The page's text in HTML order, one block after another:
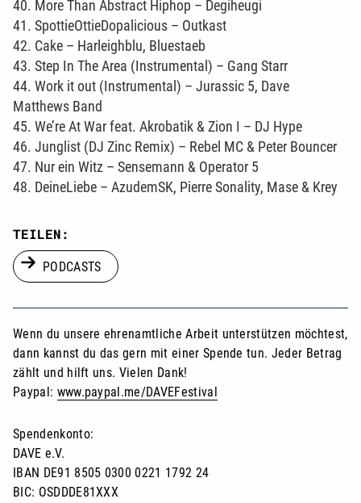
40. More Than Abstract Hiphop – Degiheugi
41. SpottieOttieDopalicious – Outkast
42. Cake – Harleighblu, Bluestaeb
43. Step In The Area (Instrumental) – Gang Starr
44. Work it out (Instrumental) – Jurassic 5, Dave
Matthews Band
45. We’re At War feat. Akrobatik & Zion I – DJ Hype
46. Junglist (DJ Zinc Remix) – Rebel MC & Peter Bouncer
47. Nur ein Witz – Sensemann & Operator 5
48. DeineLiebe – AzudemSK, Pierre Sonality, Mase & Krey
TEILEN:
PODCASTS
Wenn du unsere ehrenamtliche Arbeit unterstützen möchtest,
dann kannst du das gern mit einer Spende tun. Jeder Betrag
zählt und hilft uns. Vielen Dank!
Paypal: www.paypal.me/DAVEFestival
Spendenkonto:
DAVE e.V.
IBAN DE91 8505 0300 0221 1792 24
BIC: OSDDDE81XXX